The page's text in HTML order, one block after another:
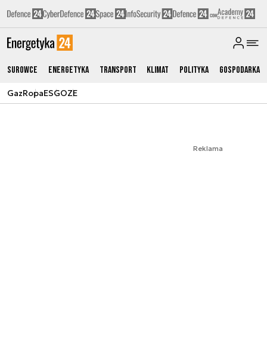
Surowce Energetyka Transport Klimat Polityka Gospodarka
GazRopaESGOZE
Reklama